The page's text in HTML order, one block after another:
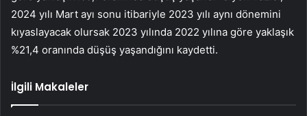
2024 yılı Mart ayı sonu itibariyle 2023 yılı aynı dönemini
kıyaslayacak olursak 2023 yılında 2022 yılına göre yaklaşık
%21,4 oranında düşüş yaşandığını kaydetti.
İlgili Makaleler